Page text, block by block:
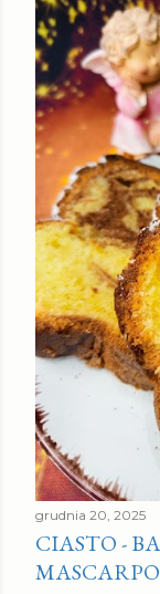
grudnia 20, 2025
CIASTO -